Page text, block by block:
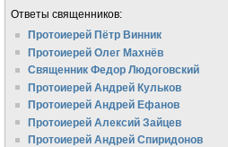
Ответы священников:
Протоиерей Пётр Винник
Протоиерей Олег Махнёв
Священник Федор Людоговский
Протоиерей Андрей Кульков
Протоиерей Андрей Ефанов
Протоиерей Алексий Зайцев
Протоиерей Андрей Спиридонов